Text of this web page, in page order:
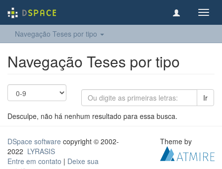
Navegação Teses por tipo
Navegação Teses por tipo
Ir
Desculpe, não há nenhum resultado para essa busca.
DSpace software copyright © 2002-
2022 LYRASIS
Entre em contato | Deixe sua
Theme by